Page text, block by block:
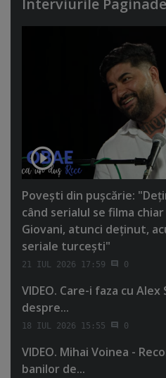
Poveşti din puşcărie:
când serialul se filma chiar
Giovani, atunci deţinut,
seriale turceşti"
21 IUL 2026 17:59 0
VIDEO. Care-i faza cu
despre...
18 IUL 2026 15:55 0
VIDEO. Mihai Voinea -
banilor de...